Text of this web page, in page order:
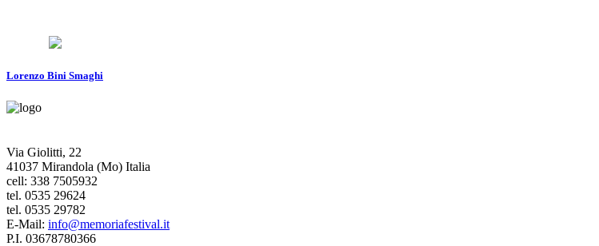
Lorenzo Bini Smaghi
Via Giolitti, 22
41037 Mirandola (Mo) Italia
cell: 338 7505932
tel. 0535 29624
tel. 0535 29782
E-Mail: info@memoriafestival.it
P.I. 03678780366